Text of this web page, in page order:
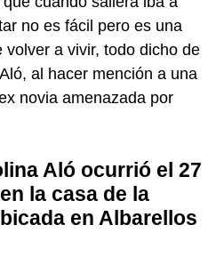
no es fácil pero es una
a vivir, todo dicho de
al hacer mención a una
novia amenazada por
Aló ocurrió el 27
la casa de la
en Albarellos